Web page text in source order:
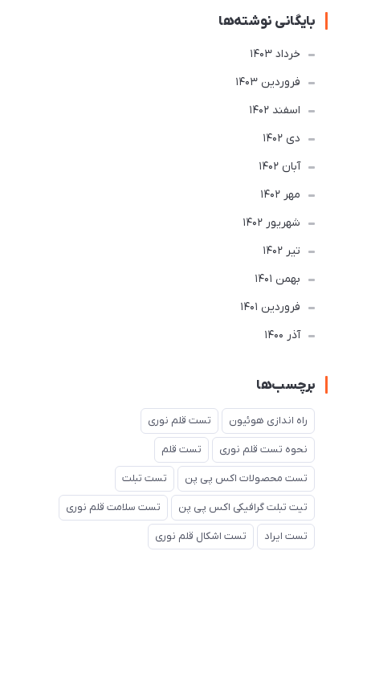
بایگانی نوشته‌ها
خرداد 1403
فروردین 1403
اسفند 1402
دی 1402
آبان 1402
مهر 1402
شهریور 1402
تير 1402
بهمن 1401
فروردین 1401
آذر 1400
برچسب‌ها
راه اندازی هوئیون تست قلم نوری
نحوه تست قلم نوری تست قلم
تست محصولات اکس پی پن تست تبلت
تیت تبلت گرافیکی اکس پی پن تست سلامت قلم نوری
تست ایراد تست اشکال قلم نوری